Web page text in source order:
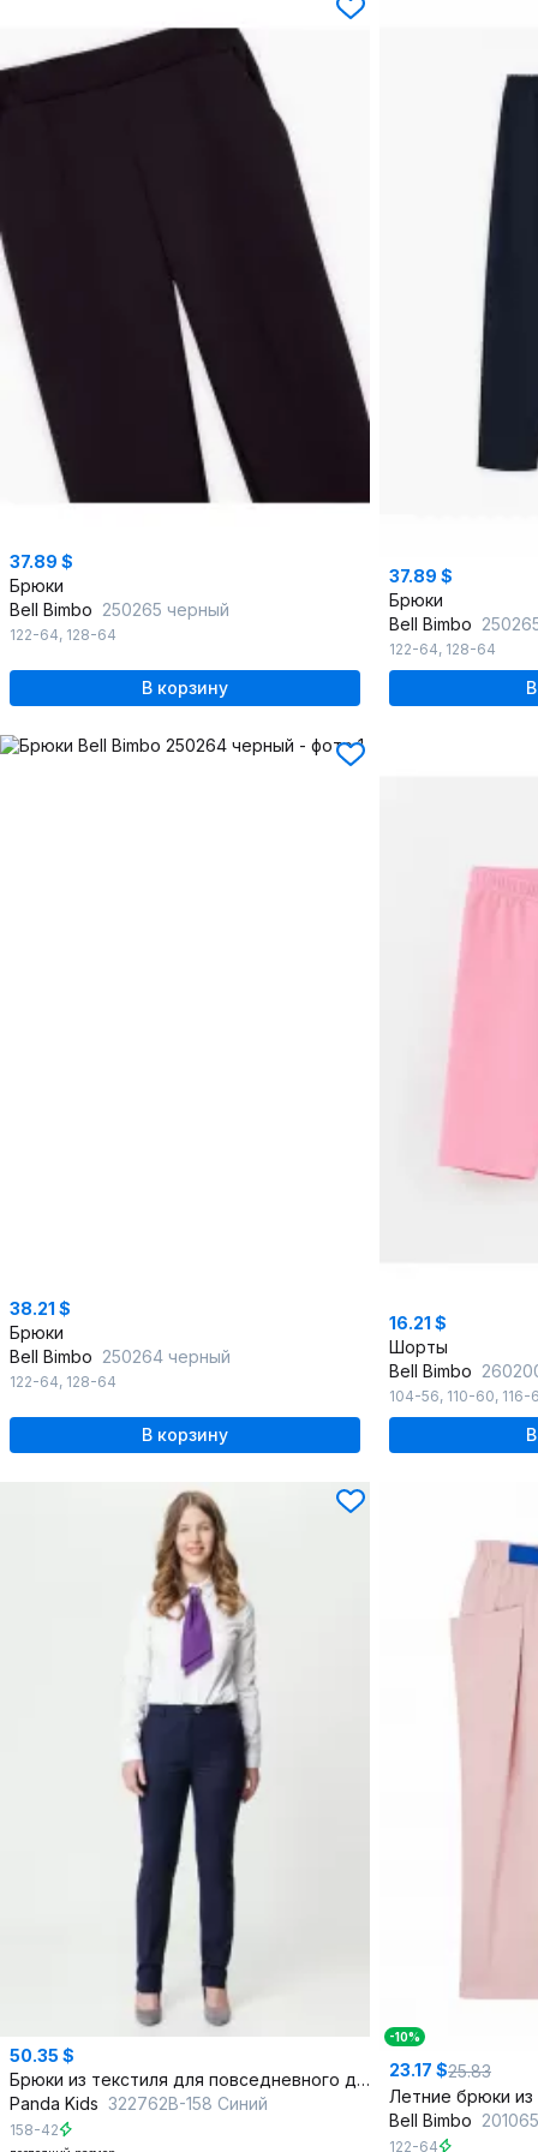
37.89 $
Брюки
Bell Bimbo 250265 черный
122-64, 128-64
В корзину
37.89 $
Брюки
Bell Bimbo
122-64, 128-64
38.21 $
Брюки
Bell Bimbo 250264 черный
122-64, 128-64
В корзину
16.21 $
Шорты
Bell Bimbo
104-56, 110-60, 116-
50.35 $
Брюки из текстиля для повседневного делового стиля
Panda Kids 322762B-158 Синий
158-42
-10%
23.17 $25.83
Bell Bimbo
122-64